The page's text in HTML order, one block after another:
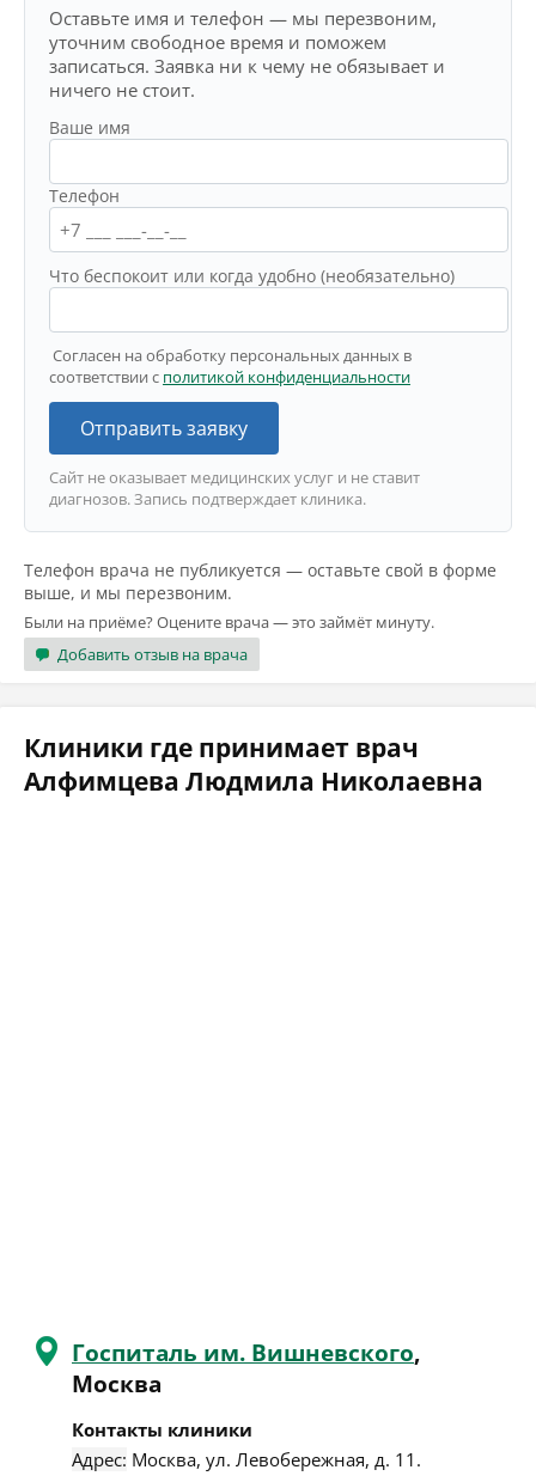
Оставьте имя и телефон — мы перезвоним,
уточним свободное время и поможем
записаться. Заявка ни к чему не обязывает и
ничего не стоит.
Ваше имя
Телефон
Что беспокоит или когда удобно (необязательно)
Согласен на обработку персональных данных в
соответствии с политикой конфиденциальности
Отправить заявку
Сайт не оказывает медицинских услуг и не ставит
диагнозов. Запись подтверждает клиника.
Телефон врача не публикуется — оставьте свой в форме
выше, и мы перезвоним.
Были на приёме? Оцените врача — это займёт минуту.
Добавить отзыв на врача
Клиники где принимает врач
Алфимцева Людмила Николаевна
Госпиталь им. Вишневского,
Москва
Контакты клиники
Адрес: Москва, ул. Левобережная, д. 11 .